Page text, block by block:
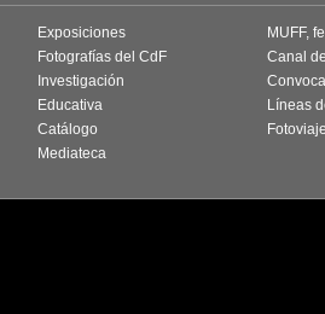
Exposiciones
Fotografías del CdF
Investigación
Educativa
Catálogo
Mediateca
MUFF,
Canal
Líneas